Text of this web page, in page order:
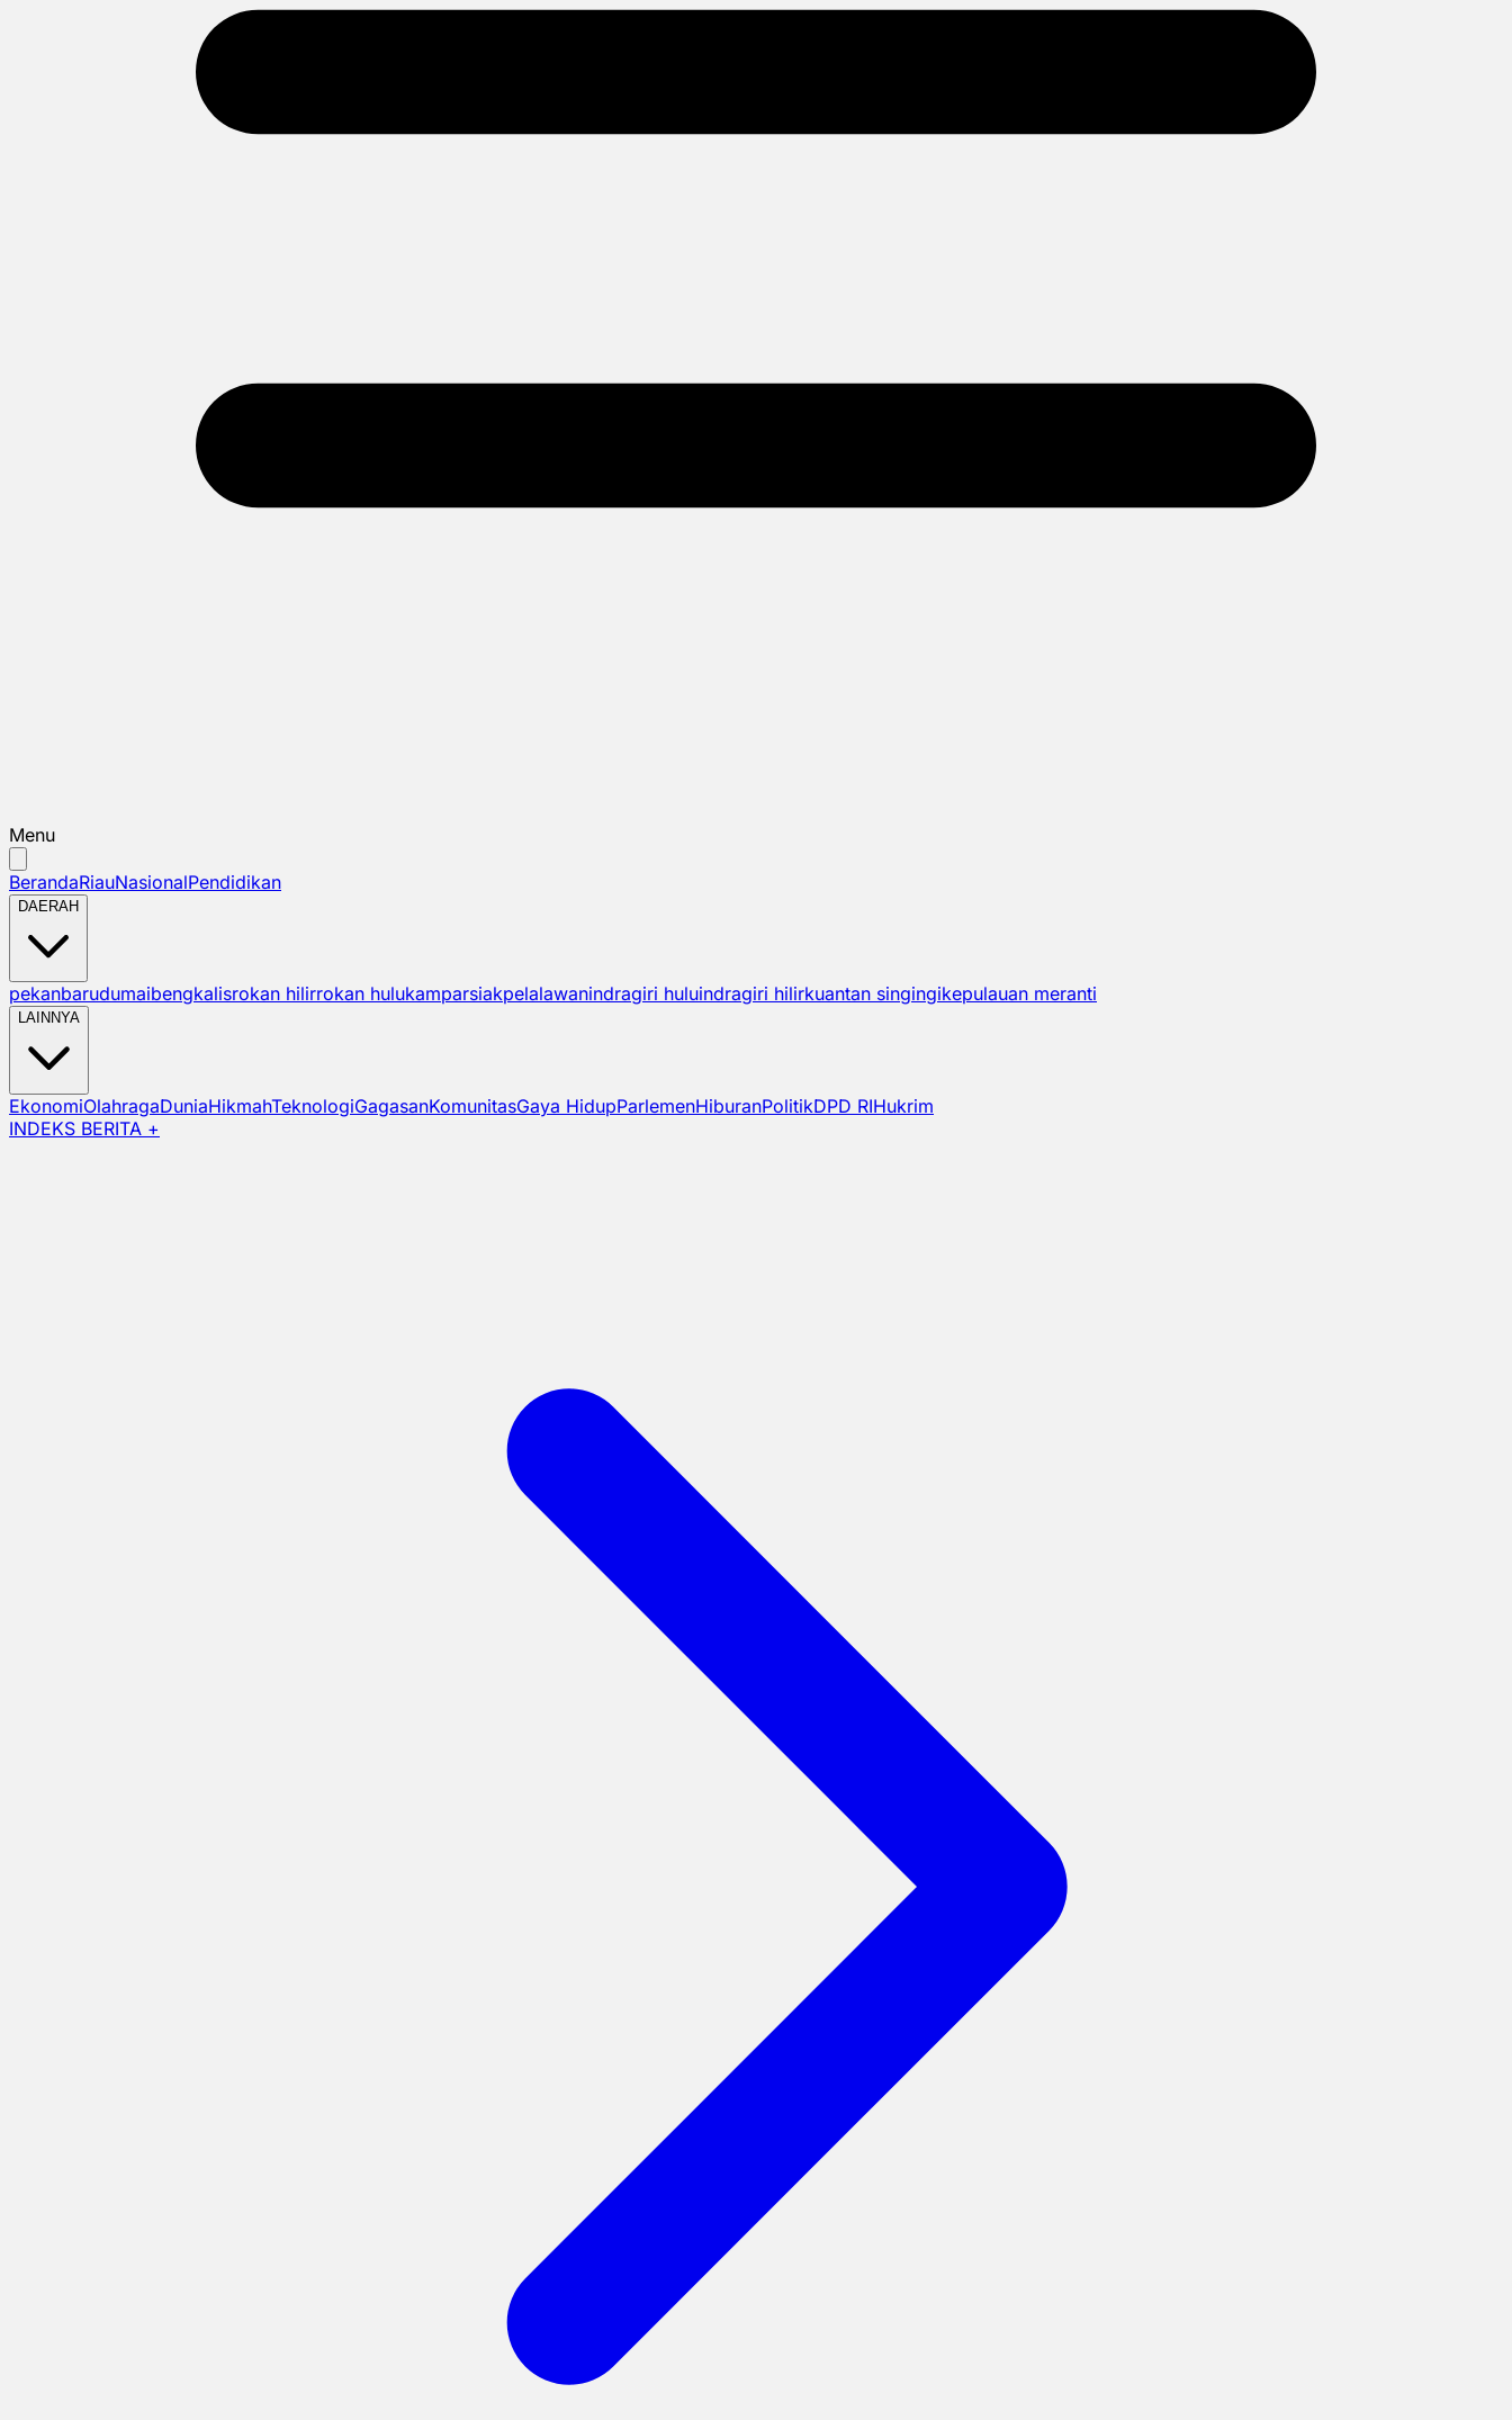
Menu
BerandaRiauNasionalPendidikan
DAERAH
pekanbarudumaibengkalisrokan hilirrokan hulukamparsiakpelalawanindragiri huluindragiri hilirkuantan singingikepulauan meranti
LAINNYA
EkonomiOlahragaDuniaHikmahTeknologiGagasanKomunitasGaya HidupParlemenHiburanPolitikDPD RIHukrim
INDEKS BERITA +